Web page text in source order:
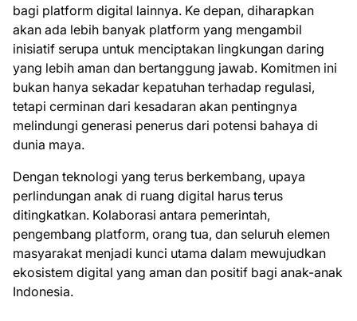
bagi platform digital lainnya. Ke depan, diharapkan
akan ada lebih banyak platform yang mengambil
inisiatif serupa untuk menciptakan lingkungan daring
yang lebih aman dan bertanggung jawab. Komitmen ini
bukan hanya sekadar kepatuhan terhadap regulasi,
tetapi cerminan dari kesadaran akan pentingnya
melindungi generasi penerus dari potensi bahaya di
dunia maya.
Dengan teknologi yang terus berkembang, upaya
perlindungan anak di ruang digital harus terus
ditingkatkan. Kolaborasi antara pemerintah,
pengembang platform, orang tua, dan seluruh elemen
masyarakat menjadi kunci utama dalam mewujudkan
ekosistem digital yang aman dan positif bagi anak-anak
Indonesia.